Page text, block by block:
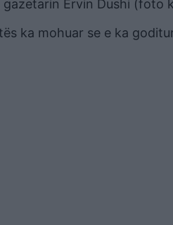
Ervin Dushi (foto
ka mohuar se e ka